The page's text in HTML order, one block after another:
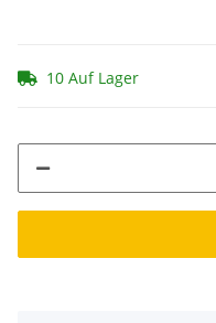
10 Auf Lager